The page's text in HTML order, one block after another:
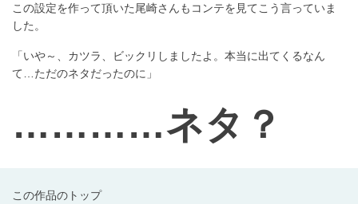
この作品のトップ
この設定を作って頂いた尾崎さんもコンテを見てこう言っていま
した。
「いや～、カツラ、ビックリしましたよ。本当に出てくるなん
て…ただのネタだったのに」
…………ネタ？